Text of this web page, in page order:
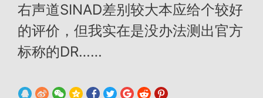
右声道SINAD差别较大本应给个较好
的评价，但我实在是没办法测出官方
标称的DR……